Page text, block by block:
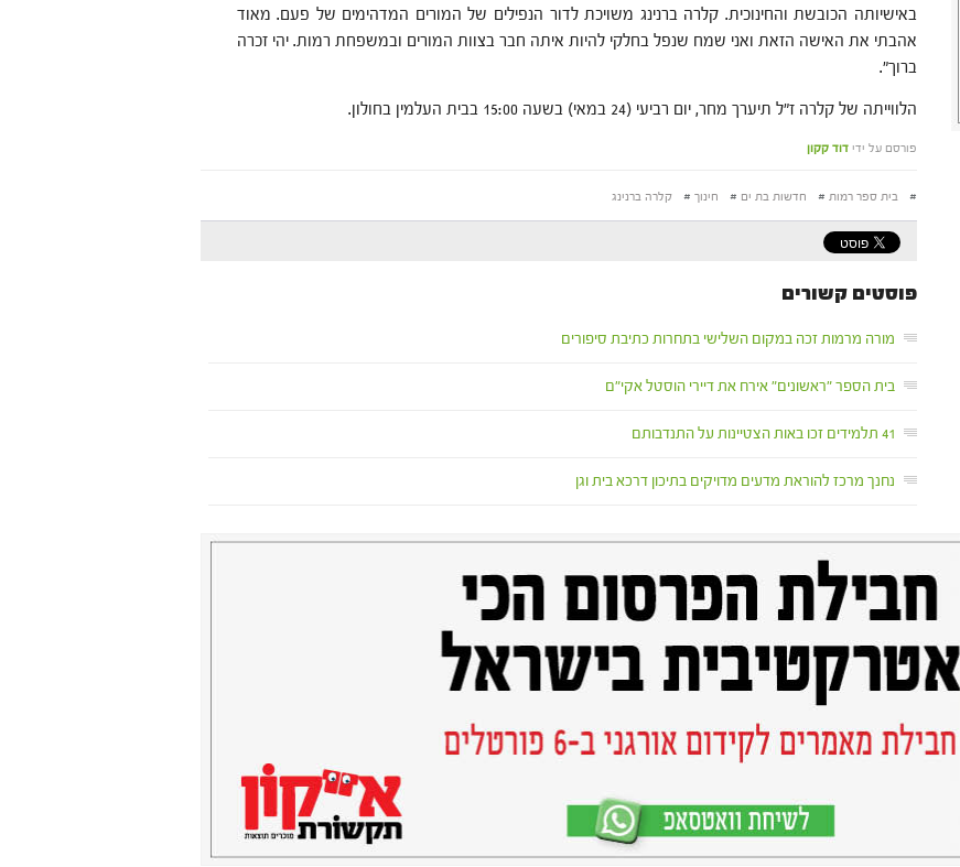
באישיותה הכובשת והחינוכית. קלרה ברנינג משויכת לדור הנפילים של המורים המדהימים של פעם. מאוד
אהבתי את האישה הזאת ואני שמח שנפל בחלקי להיות איתה חבר בצוות המורים ובמשפחת רמות. יהי זכרה
ברוך".
הלווייתה של קלרה ז"ל תיערך מחר, יום רביעי (24 במאי) בשעה 15:00 בבית העלמין בחולון.
פורסם על ידי דוד קקון
# בית ספר רמות # חדשות בת ים # חינוך # קלרה ברנינג
פוסטים קשורים
מורה מרמות זכה במקום השלישי בתחרות כתיבת סיפורים
בית הספר "ראשונים" אירח את דיירי הוסטל אקי"ם
41 תלמידים זכו באות הצטיינות על התנדבותם
נחנך מרכז להוראת מדעים מדויקים בתיכון דרכא בית וגן